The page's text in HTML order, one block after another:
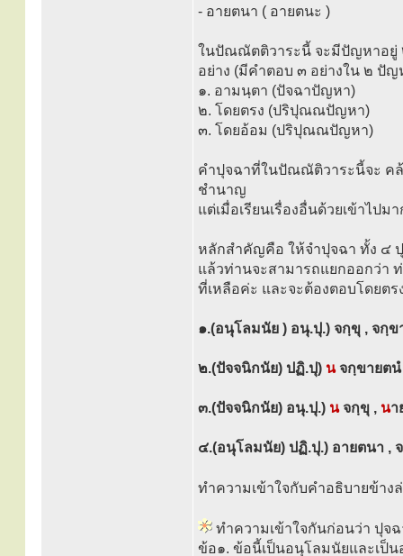
- อายตนา ( อายตนะ )
ในปัณณัตติวาระนี้ จะมีปัญหาอยู่
อย่าง (มีคำตอบ ๓ อย่างใน ๒ ปัญ
๑. อามนฺตา (ปัจฉาปัญหา)
๒. โดยตรง (ปริปุณณปัญหา)
๓. โดยอ้อม (ปริปุณณปัญหา)
คำปุจฉาที่ในปัณณัติวาระนี้จะ ค
ชำนาญ
แต่เมื่อเรียนเรื่องอื่นด้วยเข้าไป
หลักสำคัญคือ ให้จำปุจฉา ทั้ง ๔
แล้วท่านจะสามารถแยกออกว่า
ที่เหลือค่ะ และจะต้องตอบโดยต
๑.(อนุโลมนัย ) อนุ.ปุ.) จกฺขุ , จกฺ
๒.(ปัจจนิกนัย) ปฏิ.ปุ) นจกฺขายต
๓.(ปัจจนิกนัย) อนุ.ปุ.) นจกฺขุ , นา
๔.(อนุโลมนัย) ปฏิ.ปุ.) อายตนา ,
ทำความเข้าใจกับคำอธิบายข้าง
ทำความเข้าใจกันก่อนว่า ปุ
ข้อ๑. ข้อนี้เป็นอนุโลมนัยและเป็